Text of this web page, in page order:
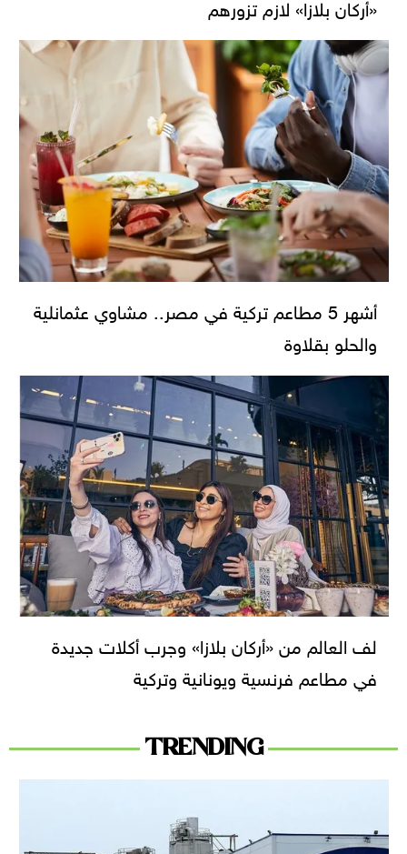
«أركان بلازا» لازم تزورهم
أشهر 5 مطاعم تركية في مصر.. مشاوي عثمانلية
والحلو بقلاوة
لف العالم من «أركان بلازا» وجرب أكلات جديدة
في مطاعم فرنسية ويونانية وتركية
TRENDING